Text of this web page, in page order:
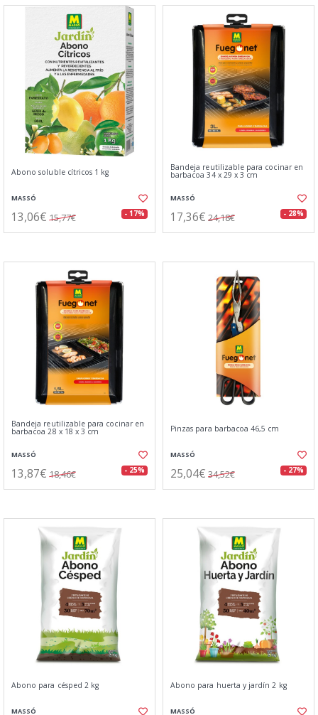
Abono soluble cítricos 1 kg
MASSÓ
13,06€ 15,77€ - 17%
Bandeja reutilizable para cocinar en
barbacoa 34 x 29 x 3 cm
MASSÓ
17,36€ 24,18€ - 28%
Bandeja reutilizable para cocinar en
barbacoa 28 x 18 x 3 cm
MASSÓ
13,87€ 18,46€ - 25%
Pinzas para barbacoa 46,5 cm
MASSÓ
25,04€ 34,52€ - 27%
Abono para césped 2 kg
MASSÓ
Abono para huerta y jardín 2 kg
MASSÓ